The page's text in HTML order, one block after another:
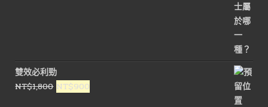
雙效必利勁
NT$1,800 原
NT$900